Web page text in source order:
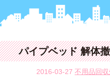
パイプベッド 解体
2016-03-27 不用品回